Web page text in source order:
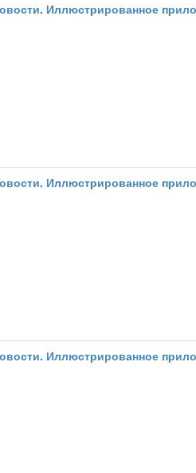
Иллюстрированное
Иллюстрированное
Иллюстрированное